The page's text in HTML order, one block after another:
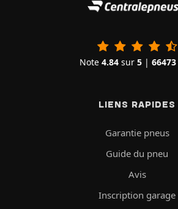
Note 4.84 sur 5 | 66473
LIENS RAPIDES
Garantie pneus
Guide du pneu
Avis
Inscription garage